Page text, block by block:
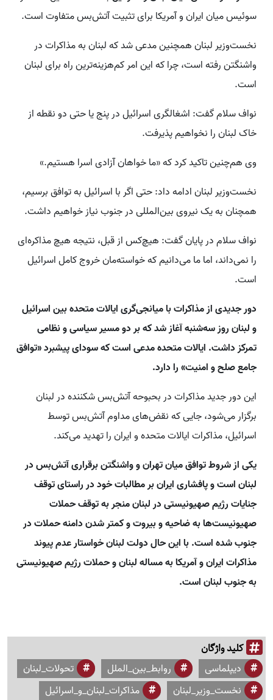
سوئیس میان ایران و آمریکا برای تثبیت آتش‌بس متفاوت است.
نخست‌وزیر لبنان همچنین مدعی شد که لبنان به مذاکرات در
واشنگتن رفته است، چرا که این امر کم‌هزینه‌ترین راه برای لبنان
است.
نواف سلام گفت: اشغالگری اسرائیل در پنج یا حتی دو نقطه از
خاک لبنان را نخواهیم پذیرفت.
وی هم‌چنین تاکید کرد که «ما خواهان آزادی اسرا هستیم.»
نخست‌وزیر لبنان ادامه داد: حتی اگر با اسرائیل به توافق برسیم،
همچنان به یک نیروی بین‌المللی در جنوب نیاز خواهیم داشت.
نواف سلام در پایان گفت: هیچ‌کس از قبل، نتیجه هیچ مذاکره‌ای
را نمی‌داند، اما ما می‌دانیم که خواسته‌مان خروج کامل اسرائیل
است.
دور جدیدی از مذاکرات با میانجی‌گری ایالات متحده بین اسرائیل
و لبنان روز سه‌شنبه آغاز شد که بر دو مسیر سیاسی و نظامی
تمرکز داشت. ایالات متحده مدعی است که سودای پیشبرد «توافق
جامع صلح و امنیت» را دارد.
این دور جدید مذاکرات در بحبوحه آتش‌بس شکننده در لبنان
برگزار می‌شود، جایی که نقض‌های مداوم آتش‌بس توسط
اسرائیل، مذاکرات ایالات متحده و ایران را تهدید می‌کند.
یکی از شروط توافق میان تهران و واشنگتن برقراری آتش‌بس در
لبنان است و پافشاری ایران بر مطالبات خود در راستای توقف
جنایات رژیم صهیونیستی در لبنان منجر به توقف حملات
صهیونیست‌ها به ضاحیه و بیروت و کمتر شدن دامنه حملات در
جنوب شده است. با این حال دولت لبنان خواستار عدم پیوند
مذاکرات ایران و آمریکا به مساله لبنان و حملات رژیم صهیونیستی
به جنوب لبنان است.
کلید واژگان
دیپلماسی روابط_بین_الملل
تحولات_لبنان
نخست_وزیر_لبنان
مذاکرات_لبنان_و_اسرائیل